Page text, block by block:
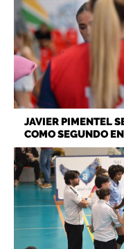
JAVIER PIMENTEL
COMO SEGUNDO